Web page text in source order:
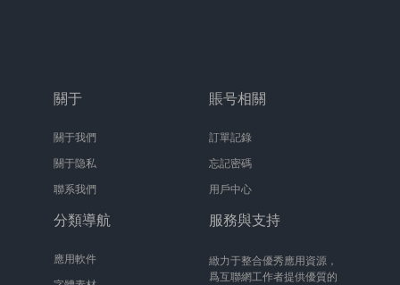
關于
關于我們
關于隐私
聯系我們
賬号相關
訂單記錄
忘記密碼
用戶中心
分類導航
應用軟件
服務與支持
緻力于整合優秀應用資源，
爲互聯網工作者提供優質的